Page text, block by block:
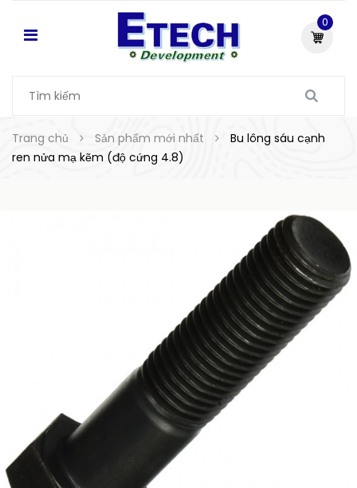
0
Trang chủ Sản phẩm mới nhất
Bu lông sáu cạnh
ren nửa mạ kẽm (độ cứng 4.8)